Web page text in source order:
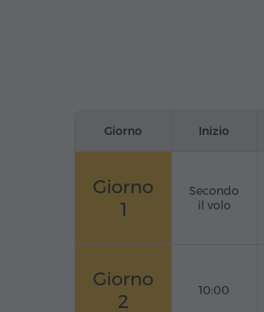
Giorno Inizio
Giorno
1
Secondo
il volo
Giorno
2
10:00